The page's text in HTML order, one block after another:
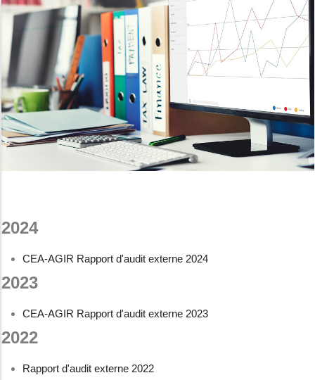
2024
CEA-AGIR Rapport d'audit externe 2024
2023
CEA-AGIR Rapport d'audit externe 2023
2022
Rapport d'audit externe 2022